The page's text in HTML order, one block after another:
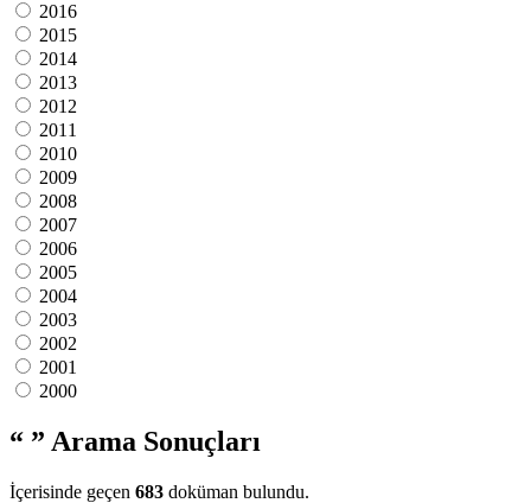
2016
2015
2014
2013
2012
2011
2010
2009
2008
2007
2006
2005
2004
2003
2002
2001
2000
“ ” Arama Sonuçları
İçerisinde geçen 683 doküman bulundu.